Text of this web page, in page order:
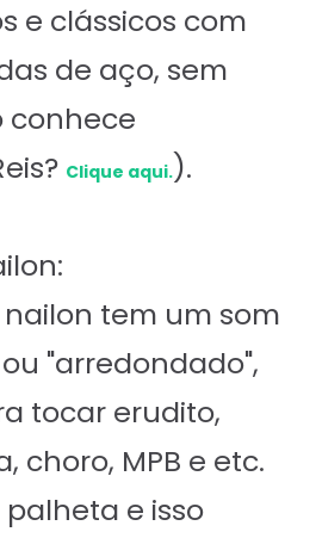
e clássicos com
de aço, sem
conhece
Clique aqui.).
tem um som
"arredondado",
tocar erudito,
choro, MPB e etc.
e isso